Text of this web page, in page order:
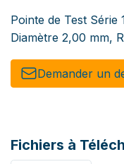
Pointe de Test Série
Diamètre 2,00 mm,
Demander un
Fichiers à